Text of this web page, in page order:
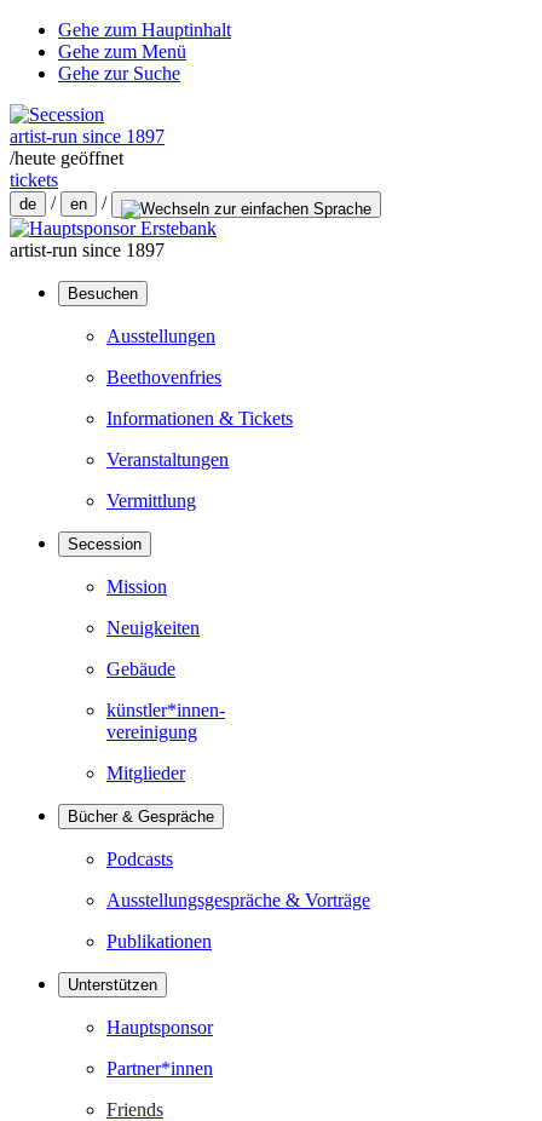
Gehe zum Hauptinhalt
Gehe zum Menü
Gehe zur Suche
artist-run since 1897
/heute geöffnet
tickets
de / en /
artist-run since 1897
Besuchen
Ausstellungen
Beethovenfries
Informationen & Tickets
Veranstaltungen
Vermittlung
Secession
Mission
Neuigkeiten
Gebäude
künstler*innen-
vereinigung
Mitglieder
Bücher & Gespräche
Podcasts
Ausstellungsgespräche & Vorträge
Publikationen
Unterstützen
Hauptsponsor
Partner*innen
Friends